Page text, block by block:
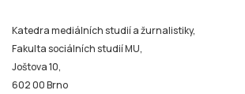
Katedra mediálních studií a žurnalistiky,
Fakulta sociálních studií MU,
Joštova 10,
602 00 Brno